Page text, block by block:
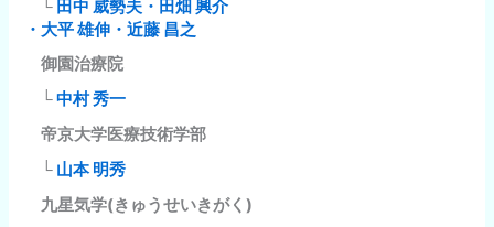
└ 田中 威勢夫・田畑 興介
・大平 雄伸・近藤 昌之
御園治療院
└中村 秀一
帝京大学医療技術学部
└ 山本 明秀
九星気学(きゅうせいきがく)